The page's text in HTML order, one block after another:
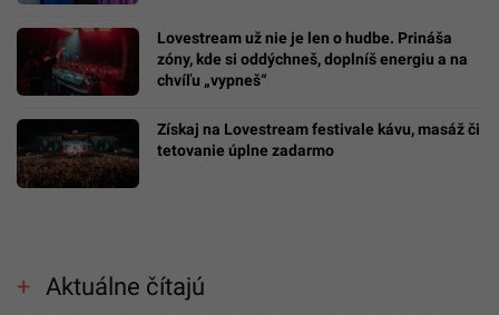
Lovestream už nie je len o hudbe. Prináša
zóny, kde si oddýchneš, doplníš energiu a na
chvíľu „vypneš“
Získaj na Lovestream festivale kávu, masáž či
tetovanie úplne zadarmo
Aktuálne čítajú